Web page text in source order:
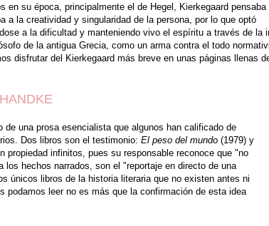
su época, principalmente el de Hegel, Kierkegaard pensaba
a la creatividad y singularidad de la persona, por lo que optó
a la dificultad y manteniendo vivo el espíritu a través de la
de la antigua Grecia, como un arma contra el todo
disfrutar del Kierkegaard más breve en unas páginas llenas
de una prosa esencialista que algunos han calificado de
Dos libros son el testimonio: El peso del mundo (1979) y
propiedad infinitos, pues su responsable reconoce que "no
hechos narrados, son el "reportaje en directo de una
únicos libros de la historia literaria que no existen antes ni
podamos leer no es más que la confirmación de esta idea